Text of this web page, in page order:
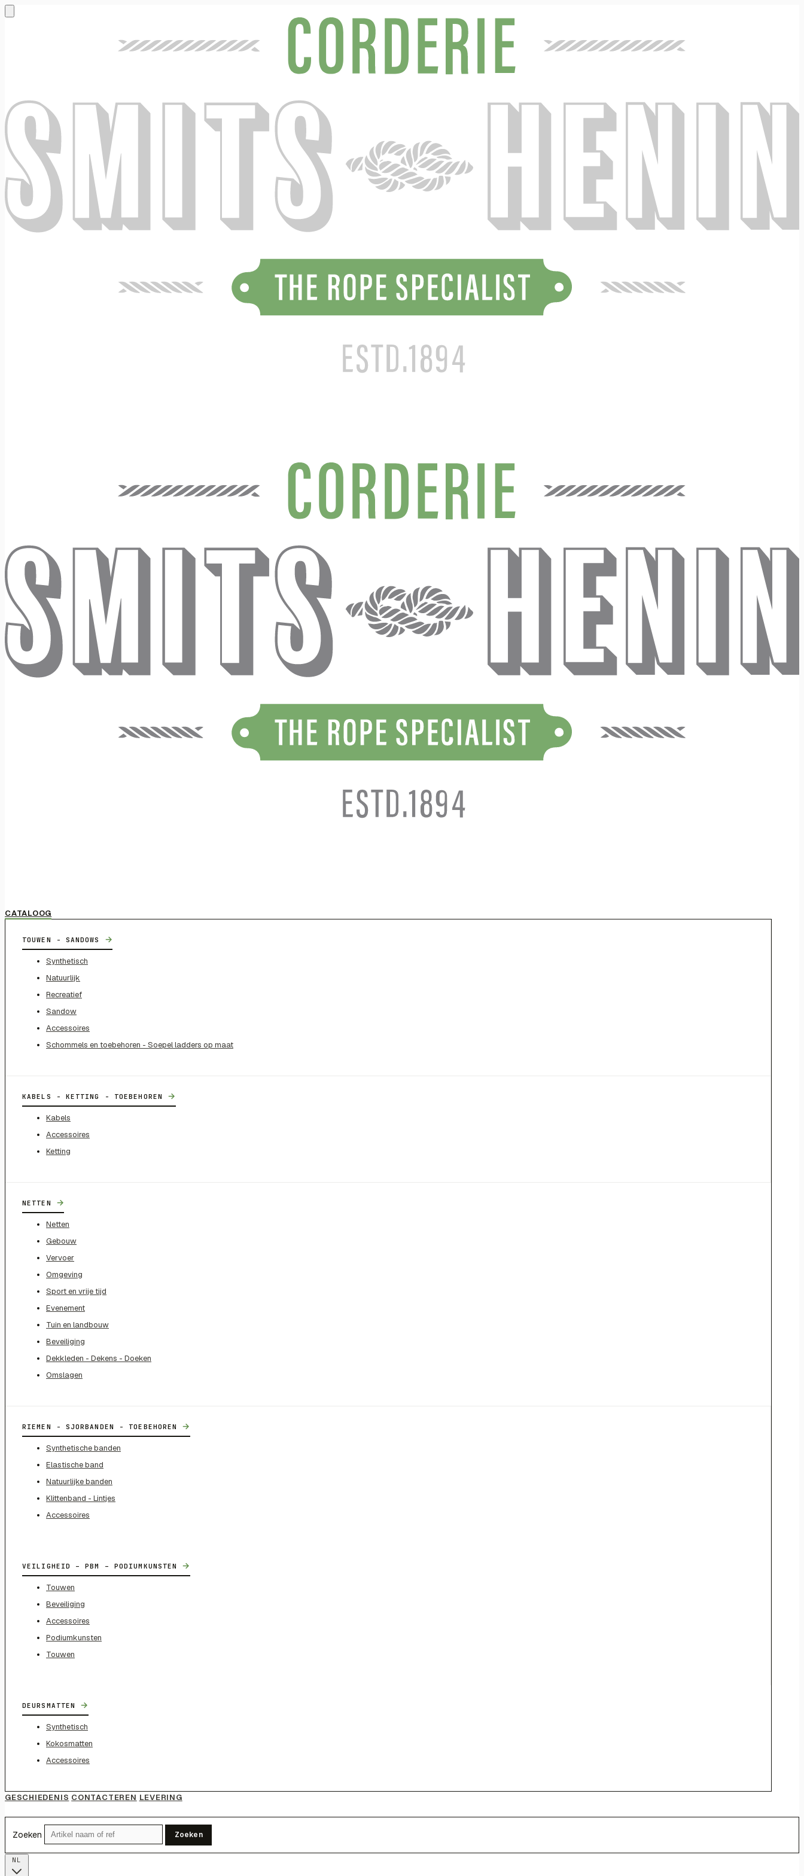
CATALOOG
TOUWEN - SANDOWS →
Synthetisch
Natuurlijk
Recreatief
Sandow
Accessoires
Schommels en toebehoren - Soepel ladders op maat
KABELS - KETTING - TOEBEHOREN →
Kabels
Accessoires
Ketting
NETTEN →
Netten
Gebouw
Vervoer
Omgeving
Sport en vrije tijd
Evenement
Tuin en landbouw
Beveiliging
Dekkleden - Dekens - Doeken
Omslagen
RIEMEN - SJORBANDEN - TOEBEHOREN →
Synthetische banden
Elastische band
Natuurlijke banden
Klittenband - Lintjes
Accessoires
VEILIGHEID – PBM – PODIUMKUNSTEN →
Touwen
Beveiliging
Accessoires
Podiumkunsten
Touwen
DEURSMATTEN →
Synthetisch
Kokosmatten
Accessoires
GESCHIEDENIS CONTACTEREN LEVERING
Zoeken Zoeken